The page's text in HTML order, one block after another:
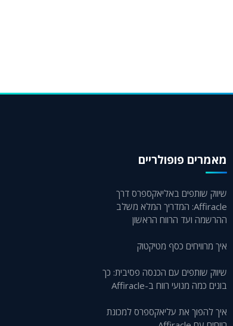
מאמרים פופולריים
שיווק שותפים באליאקספרס דרך
Affiracle: המדריך המלא משלב
ההרשמה ועד הרווח הראשון
איך מרוויחים כסף מטיקטוק
שיווק שותפים עם הכנסה פסיבית: כך
בונים כמה מנועי רווח ב-Affiracle
איך להפוך את עליאקספרס למכונת